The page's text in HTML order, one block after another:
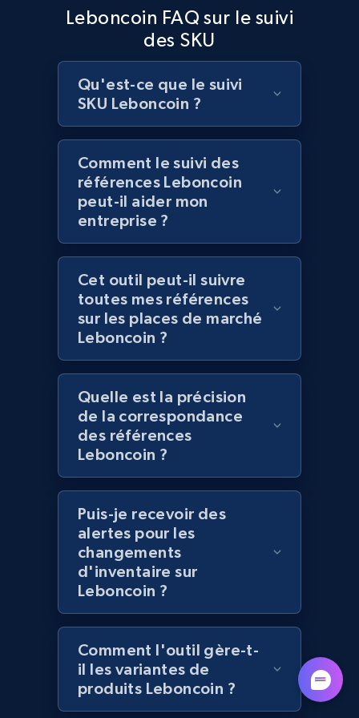
URL, Domain, Marketplace pn, Sku, Other pn,
Model number, Gtin ean pn, Product name, and
Lowes.com - Gather data on products using
specified keywords
Model number, Gtin ean pn, Product name, and
991+ 162+
Lowes.com - Collect records by category
URL, Domain, Marketplace pn, Sku, Other pn,
991+ 162+
Lazada - Products
URL, Title, Rating, Reviews, Initial price, Final
price, Currency, Stock, and more.
988+ 160+ Commencer
Leboncoin FAQ sur le suivi
des SKU
Qu'est-ce que le suivi
SKU Leboncoin ?
Comment le suivi des
références Leboncoin
peut-il aider mon
entreprise ?
Cet outil peut-il suivre
toutes mes références
sur les places de marché
Leboncoin ?
Quelle est la précision
de la correspondance
des références
Leboncoin ?
Puis-je recevoir des
alertes pour les
changements
d'inventaire sur
Leboncoin ?
Comment l'outil gère-t-
il les variantes de
produits Leboncoin ?